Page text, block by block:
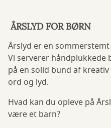
ÅRSLYD FOR BØRN
Årslyd er en
Vi serverer
på en solid bund af
ord og lyd.
Hvad kan du opleve på
være et barn?